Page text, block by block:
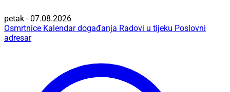
petak - 07.08.2026
Osmrtnice Kalendar događanja Radovi u tijeku Poslovni
adresar